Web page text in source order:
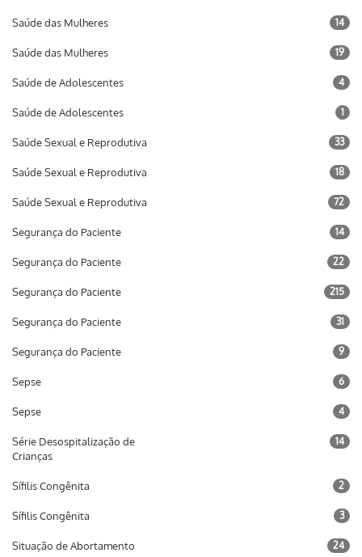
Saúde das Mulheres 14
Saúde das Mulheres 19
Saúde de Adolescentes 4
Saúde de Adolescentes 1
Saúde Sexual e Reprodutiva 33
Saúde Sexual e Reprodutiva 18
Saúde Sexual e Reprodutiva 72
Segurança do Paciente 14
Segurança do Paciente 22
Segurança do Paciente 215
Segurança do Paciente 31
Segurança do Paciente 9
Sepse 6
Sepse 4
Série Desospitalização de
Crianças
14
Sífilis Congênita 2
Sífilis Congênita 3
Situação de Abortamento 24